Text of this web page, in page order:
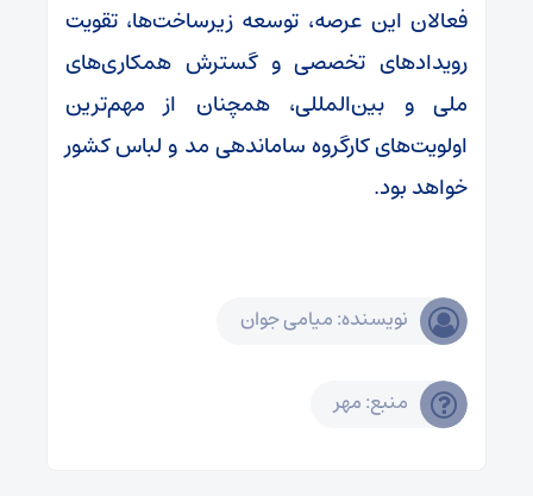
فعالان این عرصه، توسعه زیرساخت‌ها، تقویت
رویدادهای تخصصی و گسترش همکاری‌های
ملی و بین‌المللی، همچنان از مهم‌ترین
اولویت‌های کارگروه ساماندهی مد و لباس کشور
خواهد بود.
نویسنده: میامی جوان
منبع: مهر